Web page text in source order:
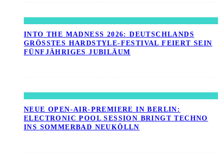
INTO THE MADNESS 2026: DEUTSCHLANDS
GRÖSSTES HARDSTYLE-FESTIVAL FEIERT SEIN F
ÜNFJÄHRIGES JUBILÄUM
NEUE OPEN-AIR-PREMIERE IN BERLIN:
ELECTRONIC POOL SESSION BRINGT TECHNO
INS SOMMERBAD NEUKÖLLN